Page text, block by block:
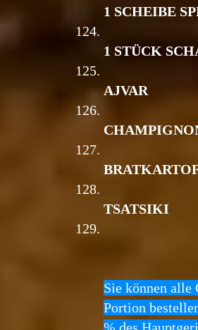
124.
125.
126.
127.
128.
129.
1 SCHEIBE
1 STÜCK
AJVAR
TSATSIKI
Sie können alle
Portion